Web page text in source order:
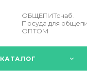
ОБЩЕПИТснаб.
Посуда для
ОПТОМ
КАТАЛОГ